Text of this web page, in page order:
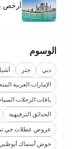
أرخص
الوسوم
دبي جتر
الإمارات العربية
باقات الرحلات
الحدائق الترفيهية
عروض عطلات جي
حوض أسماك